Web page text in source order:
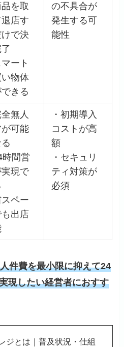
品を取
店す
けで決
マート
物体
きる
の不具合が
発生する可
能性
全無人
可能
時間営
現で
スペー
も出店
・初期導入
コストが高
額
・セキュリ
ティ対策が
必須
件費を最小限に抑えて24
現したい経営者におすす
ジとは｜普及状況・仕組